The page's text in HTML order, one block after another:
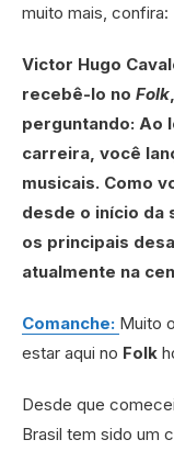
muito mais, confira:
Victor Hugo
recebê-lo no Folk
perguntando: Ao
carreira, você
musicais. Como
desde o início da
os principais
atualmente na
Comanche: Muito
estar aqui no Folk
Desde que
Brasil tem sido um